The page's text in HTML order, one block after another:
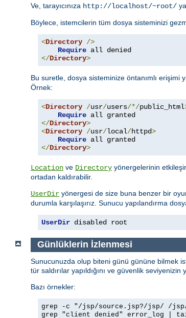
Ve, tarayıcınıza http://localhost/~root/
Böylece, istemcilerin tüm dosya sisteminizi
<Directory />
Require
</Directory>
Bu suretle, dosya sisteminize öntanımlı
Örnek:
<Directory /usr/users/*/public_html
Require
</Directory>
<Directory /usr/local/httpd>
Require
</Directory>
Location ve Directory yönergelerinin
ortadan kaldırabilir.
UserDir yönergesi de size buna benzer bir
durumla karşılaşırız. Sunucu yapılandırma
UserDir disabled root
Günlüklerin İzlenmesi
Sunucunuzda olup biteni günü gününe bilmek
tür saldırılar yapıldığını ve güvenlik
Bazı örnekler:
grep -c "/jsp/source.jsp?/jsp/ /jsp/
grep "client denied" error_log |